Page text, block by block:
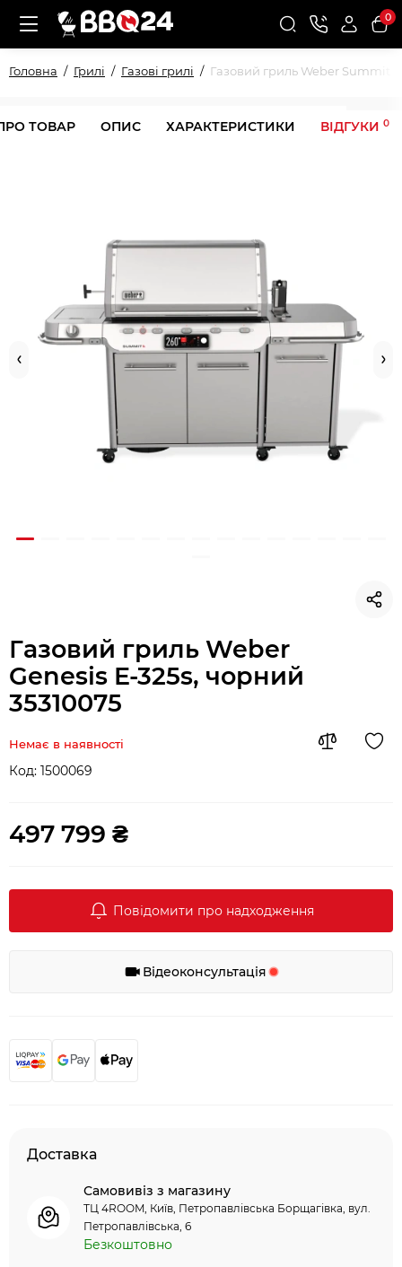
0
Головна Грилі Газові грилі Газовий гриль Weber Summit
ТОВАР ОПИС ХАРАКТЕРИСТИКИ ВІДГУКИ 0
Газовий гриль Weber
Genesis E-325s, чорний
35310075
Немає в наявності
Код: 1500069
497 799 ₴
Повідомити про надходження
Відеоконсультація
Доставка
Самовивіз з магазину
ТЦ 4ROOM, Київ, Петропавлівська Борщагівка, вул.
Петропавлівська, 6
Безкоштовно